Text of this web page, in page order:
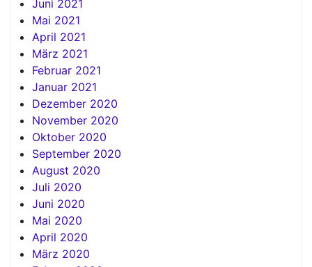
Juni 2021
Mai 2021
April 2021
März 2021
Februar 2021
Januar 2021
Dezember 2020
November 2020
Oktober 2020
September 2020
August 2020
Juli 2020
Juni 2020
Mai 2020
April 2020
März 2020